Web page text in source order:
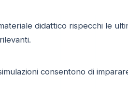
didattico rispecchi le
consentono di